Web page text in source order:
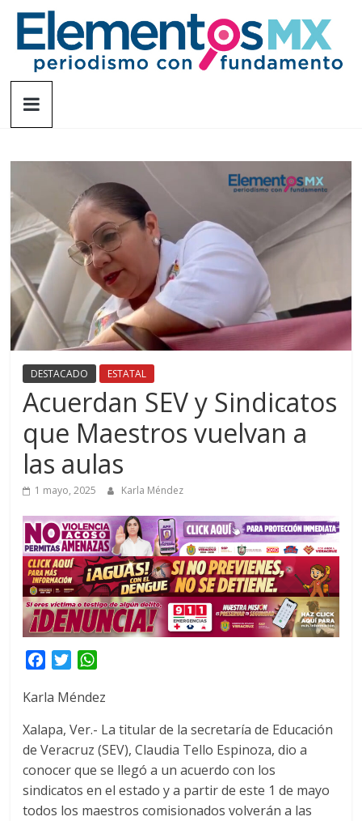
Saltar
contenido
Elementosmx
DESTACADO ESTATAL
Acuerdan SEV y Sindicatos
que Maestros vuelvan a
las aulas
1 mayo, 2025 Karla Méndez
c
b
o
o
k
T
i
t
e
r
a
s
A
p
p
Karla Méndez
Xalapa, Ver.- La titular de la secretaría de Educación
de Veracruz (SEV), Claudia Tello Espinoza, dio a
conocer que se llegó a un acuerdo con los
sindicatos en el estado y a partir de este 1 de mayo
todos los maestros comisionados volverán a las